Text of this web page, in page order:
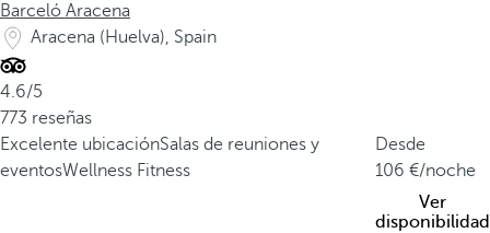
Barceló Aracena
Aracena (Huelva), Spain
4.6/5
773 reseñas
Excelente ubicaciónSalas de reuniones y
eventosWellness Fitness
Desde
106
/noche
Ver
disponibilidad